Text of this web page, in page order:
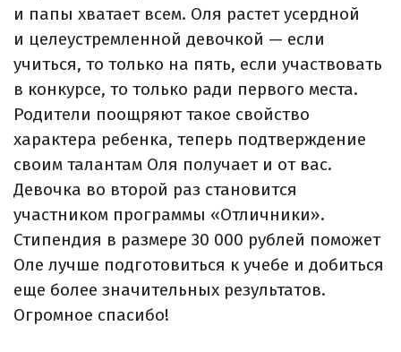
и папы хватает всем. Оля растет усердной
и целеустремленной девочкой — если
учиться, то только на пять, если участвовать
в конкурсе, то только ради первого места.
Родители поощряют такое свойство
характера ребенка, теперь подтверждение
своим талантам Оля получает и от вас.
Девочка во второй раз становится
участником программы «Отличники».
Стипендия в размере 30 000 рублей поможет
Оле лучше подготовиться к учебе и добиться
еще более значительных результатов.
Огромное спасибо!